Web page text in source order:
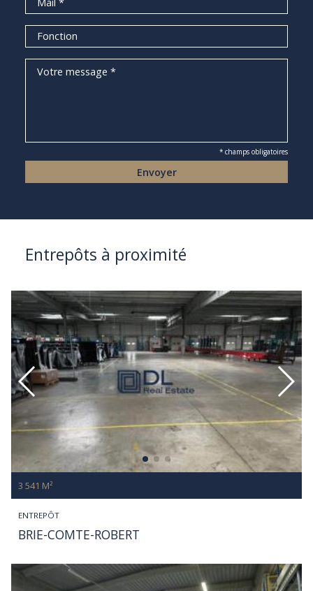
* champs obligatoires
Entrepôts à proximité
ENTREPÔT
BRIE-COMTE-ROBERT
3 541 M²